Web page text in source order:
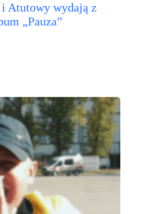
Atutowy wydają z
„Pauza”